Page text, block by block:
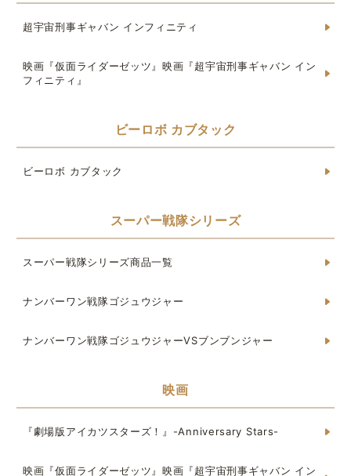
超宇宙刑事ギャバン インフィニティ
映画『仮面ライダーゼッツ』映画『超宇宙刑事ギャバン イン
フィニティ』
ビーロボ カブタック
ビーロボ カブタック
スーパー戦隊シリーズ
スーパー戦隊シリーズ商品一覧
ナンバーワン戦隊ゴジュウジャー
ナンバーワン戦隊ゴジュウジャーVSブンブンジャー
映画
『劇場版アイカツスターズ！』-Anniversary Stars-
映画『仮面ライダーゼッツ』映画『超宇宙刑事ギャバン イン